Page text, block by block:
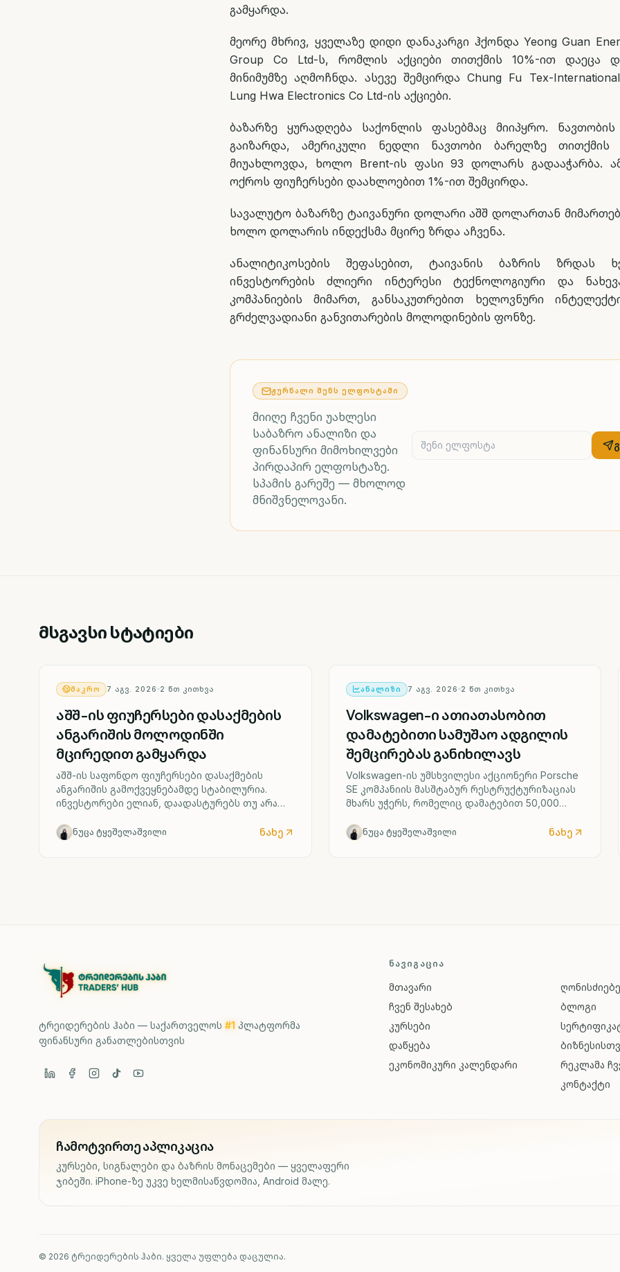
გამყარდა.
მეორე მხრივ, ყველაზე დიდი დანაკარგი ჰქონდა Yeong Guan
Group Co Ltd-ს, რომლის აქციები თითქმის 10%-ით დაეცა
მინიმუმზე აღმოჩნდა. ასევე შემცირდა Chung Fu Tex-
Lung Hwa Electronics Co Ltd-ის აქციები.
ბაზარზე ყურადღება საქონლის ფასებმაც მიიპყრო.
გაიზარდა, ამერიკული ნედლი ნავთობი ბარელზე
მიუახლოვდა, ხოლო Brent-ის ფასი 93 დოლარს გადააჭარბა.
ოქროს ფიუჩერსები დაახლოებით 1%-ით შემცირდა.
სავალუტო ბაზარზე ტაივანური დოლარი აშშ დოლართან
ხოლო დოლარის ინდექსმა მცირე ზრდა აჩვენა.
ანალიტიკოსების შეფასებით, ტაივანის ბაზრის ზრდას
ინვესტორების ძლიერი ინტერესი ტექნოლოგიური და
კომპანიების მიმართ, განსაკუთრებით ხელოვნური
გრძელვადიანი განვითარების მოლოდინების ფონზე.
ᲟᲣᲠᲜᲐᲚᲘ ᲨᲔᲜᲡ ᲔᲚᲤᲝᲡᲢᲐᲨᲘ
მიიღე ჩვენი უახლესი
საბაზრო ანალიზი და
ფინანსური მიმოხილვები
პირდაპირ ელფოსტაზე.
სპამის გარეშე — მხოლოდ
მნიშვნელოვანი.
მსგავსი სტატიები
ᲛᲐᲙᲠᲝ 7 ᲐᲒᲕ. 2026 2 ᲬᲗ ᲙᲘᲗᲮᲕᲐ
აშშ-ის ფიუჩერსები დასაქმების
ანგარიშის მოლოდინში
მცირედით გამყარდა
აშშ-ის საფონდო ფიუჩერსები დასაქმების
ანგარიშის გამოქვეყნებამდე სტაბილურია.
ინვესტორები ელიან, დაადასტურებს თუ არა
რეზერვის მიერ საპროცენტო განაკვეთის
შესაძლო ზრდის სცენარს უკვე სექტემბრიდან.
ნუცა ტყეშელაშვილი ნახე
ᲐᲜᲐᲚᲘᲖᲘ 7 ᲐᲒᲕ. 2026 2 ᲬᲗ ᲙᲘᲗᲮᲕᲐ
Volkswagen-ი ათიათასობით
დამატებითი სამუშაო ადგილის
შემცირებას განიხილავს
Volkswagen-ის უმსხვილესი აქციონერი Porsche
SE კომპანიის მასშტაბურ რესტრუქტურიზაციას
მხარს უჭერს, რომელიც დამატებით 50,000
გერმანული ქარხნის შესაძლო დახურვას
ითვალისწინებს.
ნუცა ტყეშელაშვილი ნახე
ტრეიდერების ჰაბი — საქართველოს #1 პლატფორმა
ფინანსური განათლებისთვის
ᲜᲐᲕᲘᲒᲐᲪᲘᲐ
მთავარი
ჩვენ შესახებ
კურსები
დაწყება
ეკონომიკური კალენდარი
ბლოგი
რეკლამა
კონტაქტი
ჩამოტვირთე აპლიკაცია
კურსები, სიგნალები და ბაზრის მონაცემები — ყველაფერი
ჯიბეში. iPhone-ზე უკვე ხელმისაწვდომია, Android მალე.
© 2026 ტრეიდერების ჰაბი. ყველა უფლება დაცულია.